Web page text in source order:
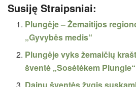
Susiję Straipsniai:
Plungėje – Žemaitijos
„Gyvybės medis“
Plungėje vyks žemaičių
šventė „Sosėtėkem Plungie“